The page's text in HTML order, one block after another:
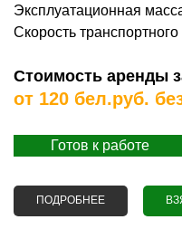
Эксплуатационная
Скорость
Стоимость аренды
от 120 бел.руб.
Готов к работе
ПОДРОБНЕЕ
О